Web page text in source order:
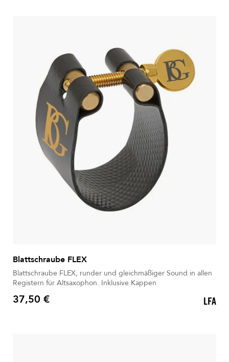
Blattschraube FLEX
Blattschraube FLEX, runder und gleichmäßiger Sound in allen
Registern für Altsaxophon. Inklusive Kappen
Preis
37,50 € LFA